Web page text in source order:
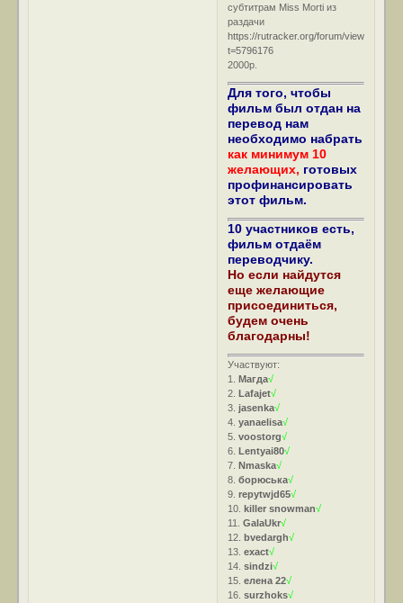
субтитрам Miss Morti из
раздачи
https://rutracker.org/forum/
t=5796176
2000р.
Для того, чтобы
фильм был отдан на
перевод нам
необходимо набрать
как минимум 10
желающих, готовых
профинансировать
этот фильм.
10 участников есть,
фильм отдаём
переводчику.
Но если найдутся
еще желающие
присоединиться,
будем очень
благодарны!
Участвуют:
1.Магда√
2.Lafajet√
3.jasenka√
4.yanaelisa√
5.voostorg√
6.Lentyai80√
7.Nmaska√
8.борюська√
9.repytwjd65√
10.killer snowman√
11.GalaUkr√
12.bvedargh√
13.exact√
14.sindzi√
15.елена 22√
16.surzhoks√